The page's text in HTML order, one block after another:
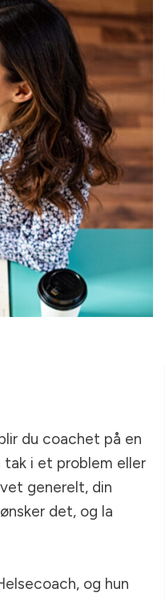
du coachet på en
i et problem eller
generelt, din
det, og la
og hun